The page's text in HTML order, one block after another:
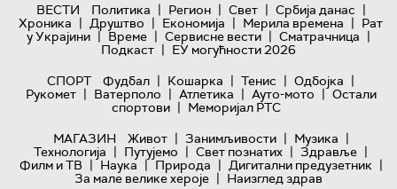
ВЕСТИ Политика | Регион | Свет | Србија данас |
Хроника | Друштво | Економија | Мерила времена | Рат
у Украјини | Време | Сервисне вести | Сматрачница |
Подкаст | ЕУ могућности 2026
СПОРТ
Фудбал | Кошарка | Тенис | Одбојка |
Рукомет | Ватерполо | Атлетика | Ауто-мото | Остали
спортови | Меморијал РТС
МАГАЗИН
Живот | Занимљивости | Музика |
Технологијa | Путујемо | Свет познатих | Здравље |
Филм и ТВ | Наука | Природа | Дигитални предузетник |
За мале велике хероје | Наизглед здрав